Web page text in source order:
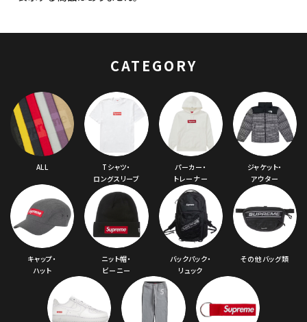
CATEGORY
ALL
Tシャツ・
ロングスリーブ
パーカー・
トレーナー
ジャケット・
アウター
キャップ・
ハット
ニット帽・
ビーニー
バックパック・
リュック
その他バッグ類